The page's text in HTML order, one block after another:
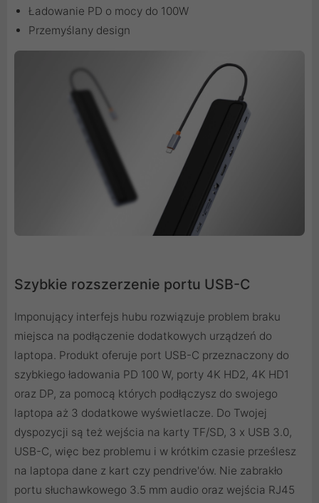
Ładowanie PD o mocy do 100W
Przemyślany design
Szybkie rozszerzenie portu USB-C
Imponujący interfejs hubu rozwiązuje problem braku
miejsca na podłączenie dodatkowych urządzeń do
laptopa. Produkt oferuje port USB-C przeznaczony do
szybkiego ładowania PD 100 W, porty 4K HD2, 4K HD1
oraz DP, za pomocą których podłączysz do swojego
laptopa aż 3 dodatkowe wyświetlacze. Do Twojej
dyspozycji są też wejścia na karty TF/SD, 3 x USB 3.0,
USB-C, więc bez problemu i w krótkim czasie prześlesz
na laptopa dane z kart czy pendrive'ów. Nie zabrakło
portu słuchawkowego 3.5 mm audio oraz wejścia RJ45